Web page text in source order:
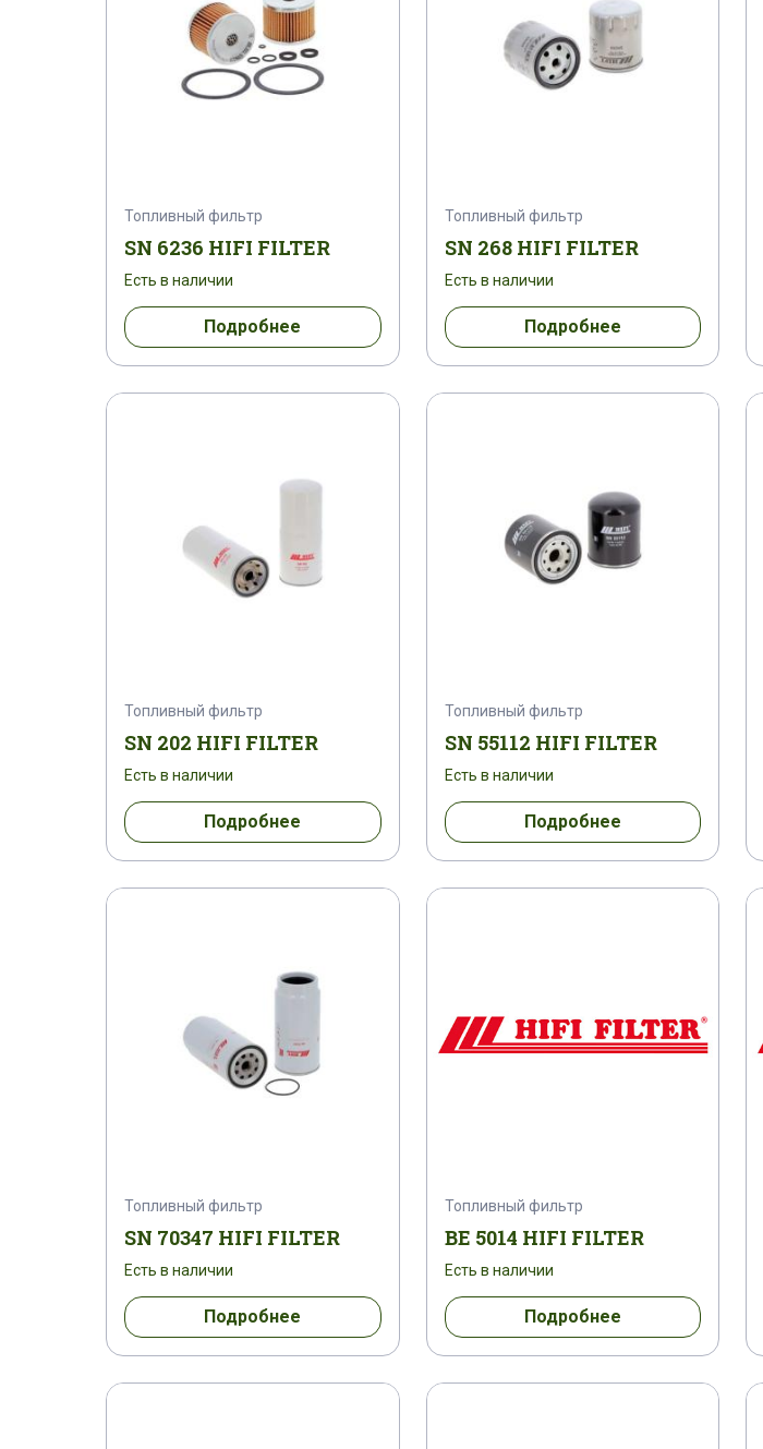
Топливный фильтр
SN 6236 HIFI FILTER
Есть в наличии
Подробнее
Топливный фильтр
SN 268 HIFI FILTER
Есть в наличии
Подробнее
Топливный фильтр
SN 202 HIFI FILTER
Есть в наличии
Подробнее
Топливный фильтр
SN 55112 HIFI FILTER
Есть в наличии
Подробнее
Топливный фильтр
SN 70347 HIFI FILTER
Есть в наличии
Подробнее
Топливный фильтр
BE 5014 HIFI FILTER
Есть в наличии
Подробнее